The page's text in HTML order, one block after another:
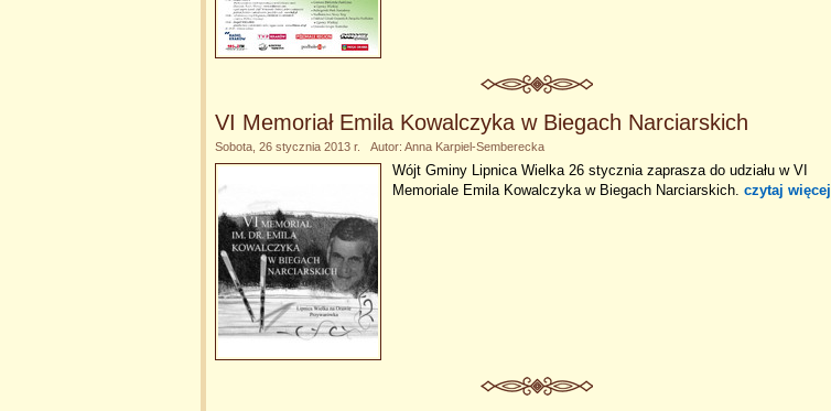
VI Memoriał Emila Kowalczyka w Biegach Narciarskich
Sobota, 26 stycznia 2013 r. Autor: Anna Karpiel-Semberecka
Wójt Gminy Lipnica Wielka 26 stycznia zaprasza do udziału w VI
Memoriale Emila Kowalczyka w Biegach Narciarskich. czytaj więcej